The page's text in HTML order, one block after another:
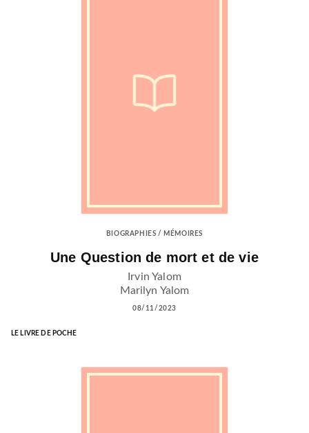
BIOGRAPHIES / MÉMOIRES
Une Question de mort et de vie
Irvin Yalom
Marilyn Yalom
08/11/2023
LE LIVRE DE POCHE